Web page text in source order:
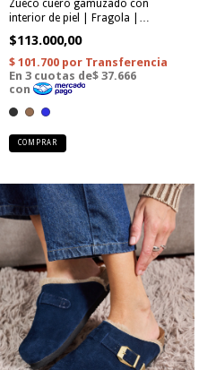
Zueco cuero gamuzado con
interior de piel | Fragola |
$113.000,00
COMPRAR